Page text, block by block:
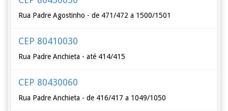
Rua Padre Agostinho - de 471/472 a 1500/1501
CEP 80410030
Rua Padre Anchieta - até 414/415
CEP 80430060
Rua Padre Anchieta - de 416/417 a 1049/1050